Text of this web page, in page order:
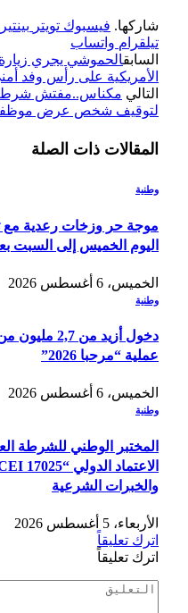
شاركها. فيسبوك تويتر
تيلقرام واتساب
السابقالحموشي يجري زيارة
الأمريكية على رأس وفد
التالي مكناس..مفتش
لتوقيف شخص عرض موظفي
المقالات ذات الصلة
وطنية
موجة حر وزخات رعدية مع
اليوم الخميس إلى السبت
الخميس، 6 أغسطس 2026
وطنية
دخول أزيد من
عملية “مرحبا 2026”
الخميس، 6 أغسطس 2026
وطنية
المختبر الوطني للشرطة
والخبرات الشرعية
الأربعاء، 5 أغسطس 2026
اترك تعليقاً
اترك تعليقاً